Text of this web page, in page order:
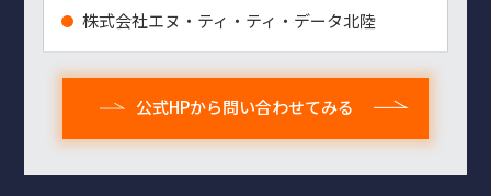
株式会社エヌ・ティ・ティ・データ北陸
公式HPから問い合わせてみる